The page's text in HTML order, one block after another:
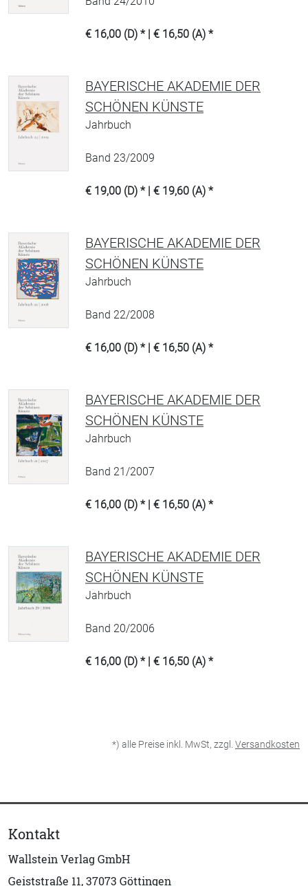
€ 16,00 (D) * | € 16,50 (A) *
BAYERISCHE AKADEMIE DER
SCHÖNEN KÜNSTE
Jahrbuch
Band 23/2009
€ 19,00 (D) * | € 19,60 (A) *
BAYERISCHE AKADEMIE DER
SCHÖNEN KÜNSTE
Jahrbuch
Band 22/2008
€ 16,00 (D) * | € 16,50 (A) *
BAYERISCHE AKADEMIE DER
SCHÖNEN KÜNSTE
Jahrbuch
Band 21/2007
€ 16,00 (D) * | € 16,50 (A) *
BAYERISCHE AKADEMIE DER
SCHÖNEN KÜNSTE
Jahrbuch
Band 20/2006
€ 16,00 (D) * | € 16,50 (A) *
*) alle Preise inkl. MwSt, zzgl. Versandkosten
Kontakt
Wallstein Verlag GmbH
Geiststraße 11, 37073 Göttingen